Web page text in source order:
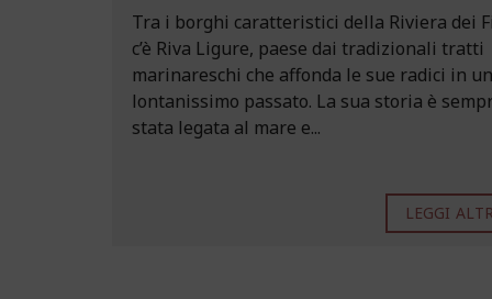
Tra i borghi caratteristici della Riviera dei
c’è Riva Ligure, paese dai tradizionali tratti
marinareschi che affonda le sue radici in un
lontanissimo passato. La sua storia è
stata legata al mare e...
LEGGI